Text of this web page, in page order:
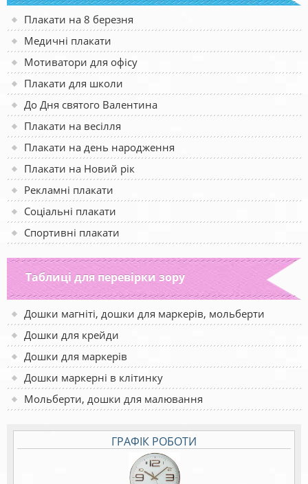
Плакати на 8 березня
Медичні плакати
Мотиватори для офісу
Плакати для школи
До Дня святого Валентина
Плакати на весілля
Плакати на день народження
Плакати на Новий рік
Рекламні плакати
Соціальні плакати
Спортивні плакати
Таблиці для перевірки зору
Дошки магніті, дошки для маркерів, мольберти
Дошки для крейди
Дошки для маркерів
Дошки маркерні в клітинку
Мольберти, дошки для малювання
ГРАФІК РОБОТИ